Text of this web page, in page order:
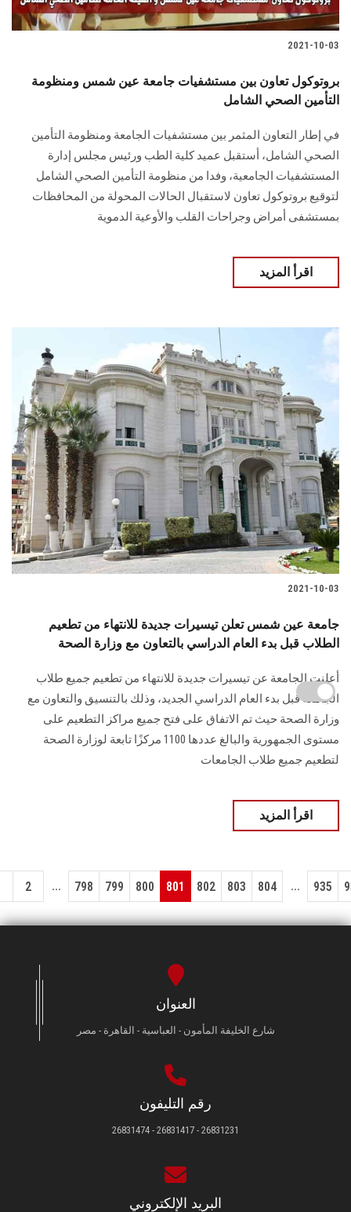
2021-10-03
بروتوكول تعاون بين مستشفيات جامعة عين شمس ومنظومة
التأمين الصحي الشامل
في إطار التعاون المثمر بين مستشفيات الجامعة ومنظومة التأمين
الصحي الشامل، أستقبل عميد كلية الطب ورئيس مجلس إدارة
المستشفيات الجامعية، وفدا من منظومة التأمين الصحي الشامل
لتوقيع بروتوكول تعاون لاستقبال الحالات المحولة من المحافظات
بمستشفى أمراض وجراحات القلب والأوعية الدموية
اقرأ المزيد
2021-10-03
جامعة عين شمس تعلن تيسيرات جديدة للانتهاء من تطعيم
الطلاب قبل بدء العام الدراسي بالتعاون مع وزارة الصحة
أعلنت الجامعة عن تيسيرات جديدة للانتهاء من تطعيم جميع طلاب
الجامعة قبل بدء العام الدراسي الجديد، وذلك بالتنسيق والتعاون مع
وزارة الصحة حيث تم الاتفاق على فتح جميع مراكز التطعيم على
مستوى الجمهورية والبالغ عددها 1100 مركزًا تابعة لوزارة الصحة
لتطعيم جميع طلاب الجامعات
اقرأ المزيد
2 ... 798 799 800 801 802 803 804 ... 935
العنوان
شارع الخليفة المأمون - العباسية - القاهرة - مصر
رقم التليفون
26831231 - 26831417 - 26831474
البريد الإلكتروني